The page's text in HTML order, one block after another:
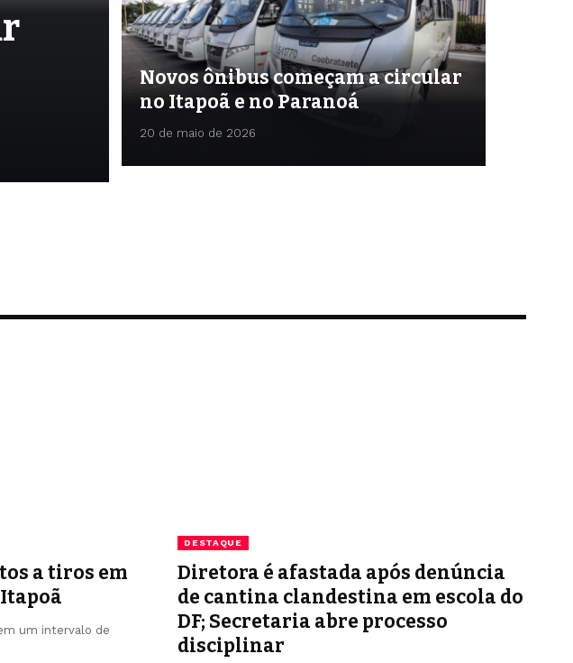
Novos ônibus começam a circular
no Itapoã e no Paranoá
20 de maio de 2026
a tiros em
um intervalo de
DESTAQUE
Diretora é afastada após denúncia
de cantina clandestina em escola do
DF; Secretaria abre processo
disciplinar